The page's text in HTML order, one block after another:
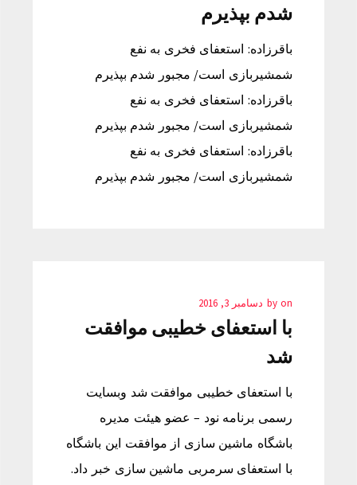
شدم بپذیرم
باقرزاده: استعفای فخری به نفع
شمشیربازی است/ مجبور شدم بپذیرم
باقرزاده: استعفای فخری به نفع
شمشیربازی است/ مجبور شدم بپذیرم
باقرزاده: استعفای فخری به نفع
شمشیربازی است/ مجبور شدم بپذیرم
by on دسامبر 3, 2016
با استعفای خطیبی موافقت
شد
با استعفای خطیبی موافقت شد وبسایت
رسمی برنامه نود – عضو هیئت مدیره
باشگاه ماشین سازی از موافقت این باشگاه
با استعفای سرمربی ماشین سازی خبر داد.